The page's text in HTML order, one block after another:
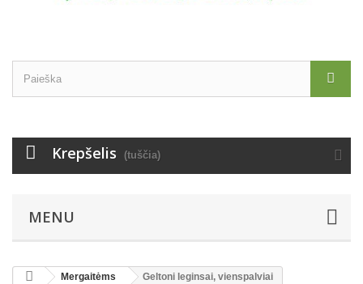
Krepšelis (tuščia)
MENU
Mergaitėms Geltoni leginsai, vienspalviai